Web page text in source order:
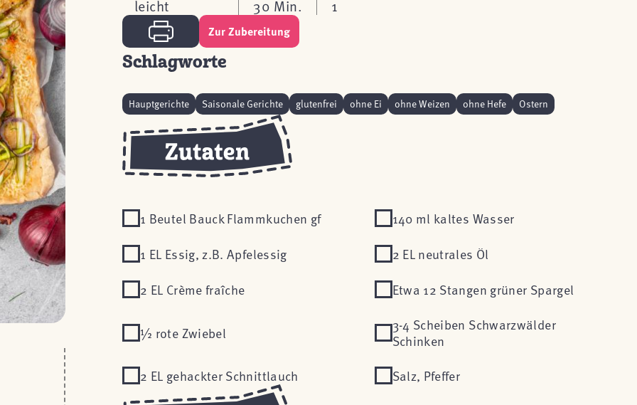
leicht 30 Min. 1
Zur Zubereitung
Schlagworte
Hauptgerichte Saisonale Gerichte glutenfrei ohne Ei ohne Weizen ohne Hefe Ostern
1 Beutel Bauck Flammkuchen gf
140 ml kaltes Wasser
1 EL Essig, z.B. Apfelessig
2 EL neutrales Öl
2 EL Crème fraîche
Etwa 12 Stangen grüner Spargel
½ rote Zwiebel
3-4 Scheiben Schwarzwälder
Schinken
2 EL gehackter Schnittlauch
Salz, Pfeffer